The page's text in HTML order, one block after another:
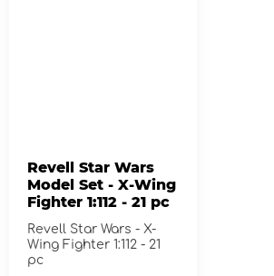
Revell Star Wars
Model Set - X-Wing
Fighter 1:112 - 21 pc
Revell Star Wars - X-
Wing Fighter 1:112 - 21
pc